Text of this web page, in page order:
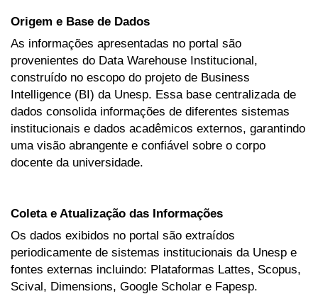
Origem e Base de Dados
As informações apresentadas no portal são
provenientes do Data Warehouse Institucional,
construído no escopo do projeto de Business
Intelligence (BI) da Unesp. Essa base centralizada de
dados consolida informações de diferentes sistemas
institucionais e dados acadêmicos externos, garantindo
uma visão abrangente e confiável sobre o corpo
docente da universidade.
Coleta e Atualização das Informações
Os dados exibidos no portal são extraídos
periodicamente de sistemas institucionais da Unesp e
fontes externas incluindo: Plataformas Lattes, Scopus,
Scival, Dimensions, Google Scholar e Fapesp.